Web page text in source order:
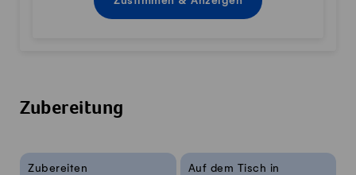
Zubereitung
Rezeptinfos
Zubereiten
Auf dem Tisch in